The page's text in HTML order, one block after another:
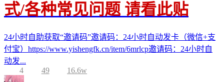
式/各种常见问题 请看此贴
24小时自助获取“邀请码”邀请码：24小时自动发卡（微信+支
付宝）https://www.yishengfk.cn/item/6mrlcp邀请码：24小时自
动发...
4
49 16.6w